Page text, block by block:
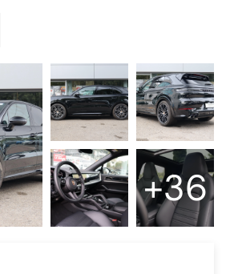
+36